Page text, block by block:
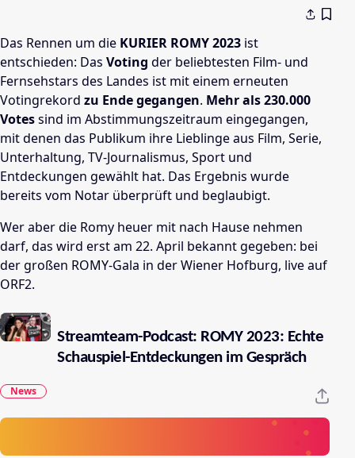
Das Rennen um die KURIER ROMY 2023 ist
entschieden: Das Voting der beliebtesten Film- und
Fernsehstars des Landes ist mit einem erneuten
Votingrekord zu Ende gegangen. Mehr als 230.000
Votessind im Abstimmungszeitraum eingegangen,
mit denen das Publikum ihre Lieblinge aus Film, Serie,
Unterhaltung, TV-Journalismus, Sport und
Entdeckungen gewählt hat. Das Ergebnis wurde
bereits vom Notar überprüft und beglaubigt.
Wer aber die Romy heuer mit nach Hause nehmen
darf, das wird erst am 22. April bekannt gegeben: bei
der großen ROMY-Gala in der Wiener Hofburg, live auf
ORF2.
Streamteam-Podcast: ROMY 2023: Echte
Schauspiel-Entdeckungen im Gespräch
News